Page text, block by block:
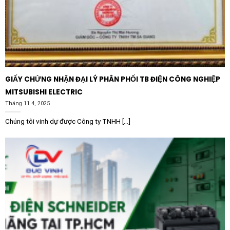
Phòng thí nghiệm và cơ sở y tế:
chính xác về màu sắc và nguồn sáng sạch, ổn định.
Không gian gia đình hiện đại:Phù hợp cho phòng
khách lớn hoặc phòng làm việc tại nhà, mang lại trải
nghiệm tiện nghi vượt trội.
Hướng dẫn lắp đặt và sử dụng hiệu
quả
Việc lắp đặt Đèn Panel nổi cảm biến LEDVANCE
trúc lắp nổi (surface mounted). Quy trình cơ bản bao
gồm:
1. Xác định vị trí lắp đặt trên trần và cố định khung lắp.
2. Đấu nối nguồn điện 220-240V vào driver đi kèm theo
đúng các tiêu chuẩn an toàn điện. 3. Kết nối bộ đèn với
driver thông qua đầu cắm chuyên dụng. 4. Đưa đèn vào
GIẤY CHỨNG NHẬN ĐẠI LÝ PHÂN PHỐI TB ĐIỆN CÔNG NGHIỆP
MITSUBISHI ELECTRIC
Tháng 11 4, 2025
Chúng tôi vinh dự được Công ty TNHH [...]